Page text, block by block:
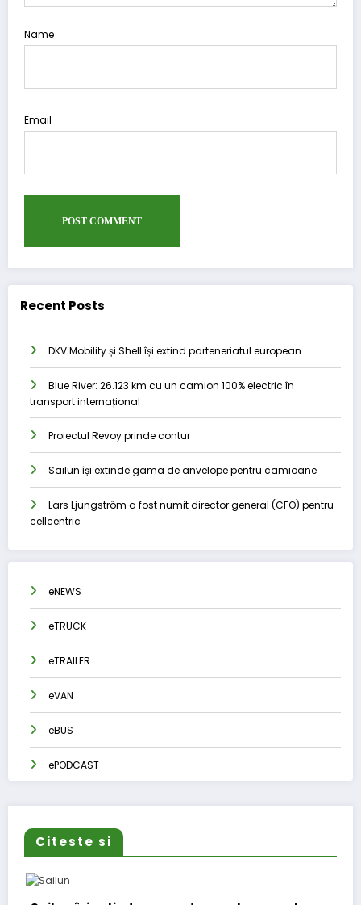
Name
Email
Recent Posts
DKV Mobility și Shell își extind parteneriatul european
Blue River: 26.123 km cu un camion 100% electric în
transport internațional
Proiectul Revoy prinde contur
Sailun își extinde gama de anvelope pentru camioane
Lars Ljungström a fost numit director general (CFO) pentru
cellcentric
eNEWS
eTRUCK
eTRAILER
eVAN
eBUS
ePODCAST
Citeste si